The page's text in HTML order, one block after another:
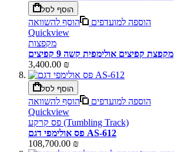
הוסף לסל
הוספה למועדפים
הוסף להשוואה
Quickview
מקפצות
מקפצת קפיצים אולימפית קשה 9 קפיצים
3,400.00 ₪
הוסף לסל
הוספה למועדפים
הוסף להשוואה
Quickview
פס קרקע (Tumbling Track)
פס אולימפי דגם AS-612
108,700.00 ₪